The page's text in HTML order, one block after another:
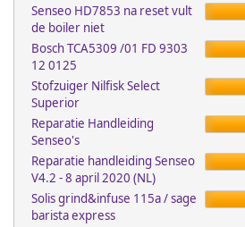
Senseo HD7853 na reset vult
de boiler niet
Bosch TCA5309 /01 FD 9303
12 0125
Stofzuiger Nilfisk Select
Superior
Reparatie Handleiding
Senseo's
Reparatie handleiding Senseo
V4.2 - 8 april 2020 (NL)
Solis grind&infuse 115a / sage
barista express